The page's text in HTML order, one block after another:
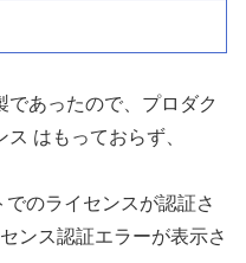
であったので、プロダク
はもっておらず、
のライセンスが認証さ
ンス認証エラーが表示さ